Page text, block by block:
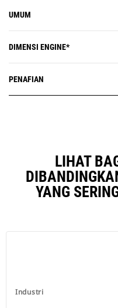
UMUM
DIMENSI ENGINE*
PENAFIAN
LIHAT
YANG
Industri